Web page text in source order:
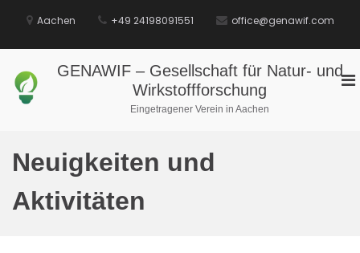
Inhalt
Aachen +49 24198091551 office@genawif.com
GENAWIF – Gesellschaft für Natur- und
Wirkstoffforschung
Eingetragener Verein in Aachen
Neuigkeiten und
Aktivitäten